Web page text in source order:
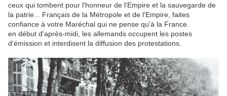
ceux qui tombent pour l'honneur de l'Empire et la sauvegarde de
la patrie... Français de la Métropole et de l'Empire, faites
confiance à votre Maréchal qui ne pense qu'à la France.
en début d'après-midi, les allemands occupent les postes
d'émission et interdisent la diffusion des protestations.